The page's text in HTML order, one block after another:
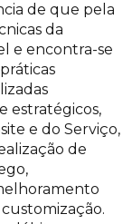
de que pela
da
e encontra-se
estratégicos,
e do Serviço,
de